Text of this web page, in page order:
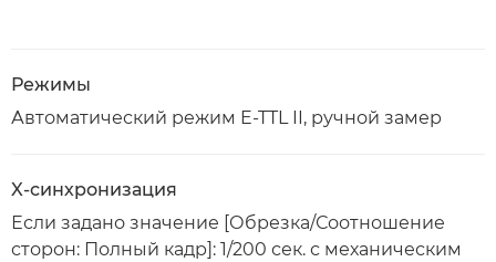
Режимы
Автоматический режим E-TTL II, ручной замер
X-синхронизация
Если задано значение [Обрезка/Соотношение
сторон: Полный кадр]: 1/200 сек. с механическим